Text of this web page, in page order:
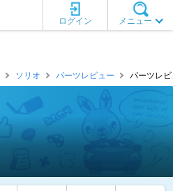
メニュー
ログイン
ソリオ パーツレビュー パーツレ